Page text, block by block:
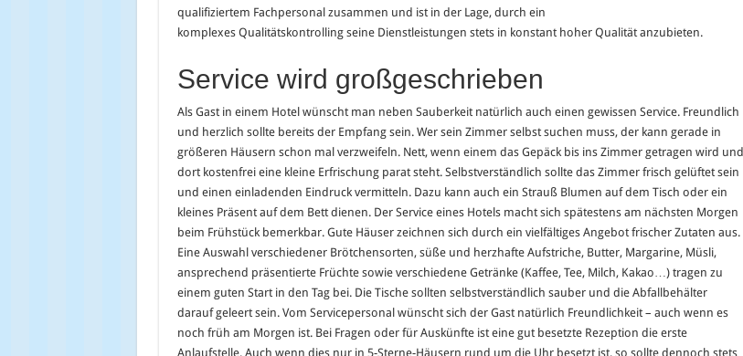
qualifiziertem Fachpersonal zusammen und ist in der Lage, durch ein
komplexes Qualitätskontrolling seine Dienstleistungen stets in konstant hoher Qualität anzubieten.
Service wird großgeschrieben
Als Gast in einem Hotel wünscht man neben Sauberkeit natürlich auch einen gewissen Service. Freundlich
und herzlich sollte bereits der Empfang sein. Wer sein Zimmer selbst suchen muss, der kann gerade in
größeren Häusern schon mal verzweifeln. Nett, wenn einem das Gepäck bis ins Zimmer getragen wird und
dort kostenfrei eine kleine Erfrischung parat steht. Selbstverständlich sollte das Zimmer frisch gelüftet sein
und einen einladenden Eindruck vermitteln. Dazu kann auch ein Strauß Blumen auf dem Tisch oder ein
kleines Präsent auf dem Bett dienen. Der Service eines Hotels macht sich spätestens am nächsten Morgen
beim Frühstück bemerkbar. Gute Häuser zeichnen sich durch ein vielfältiges Angebot frischer Zutaten aus.
Eine Auswahl verschiedener Brötchensorten, süße und herzhafte Aufstriche, Butter, Margarine, Müsli,
ansprechend präsentierte Früchte sowie verschiedene Getränke (Kaffee, Tee, Milch, Kakao…) tragen zu
einem guten Start in den Tag bei. Die Tische sollten selbstverständlich sauber und die Abfallbehälter
darauf geleert sein. Vom Servicepersonal wünscht sich der Gast natürlich Freundlichkeit – auch wenn es
noch früh am Morgen ist. Bei Fragen oder für Auskünfte ist eine gut besetzte Rezeption die erste
Anlaufstelle. Auch wenn dies nur in 5-Sterne-Häusern rund um die Uhr besetzt ist, so sollte dennoch stets